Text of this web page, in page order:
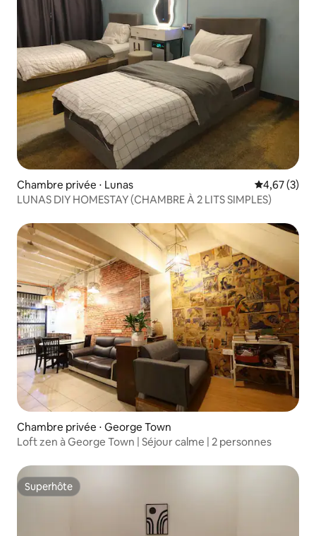
Chambre privée ⋅ Lunas Évaluation
4,67 (3)
LUNAS DIY HOMESTAY (CHAMBRE À 2 LITS SIMPLES)
Chambre privée ⋅ George Town
Loft zen à George Town | Séjour calme | 2 personnes
Superhôte
Superhôte